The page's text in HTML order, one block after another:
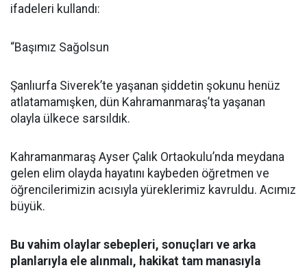
ifadeleri kullandı:
“Başımız Sağolsun
Şanlıurfa Siverek’te yaşanan şiddetin şokunu henüz
atlatamamışken, dün Kahramanmaraş’ta yaşanan
olayla ülkece sarsıldık.
Kahramanmaraş Ayser Çalık Ortaokulu’nda meydana
gelen elim olayda hayatını kaybeden öğretmen ve
öğrencilerimizin acısıyla yüreklerimiz kavruldu. Acımız
büyük.
Bu vahim olaylar sebepleri, sonuçları ve arka
planlarıyla ele alınmalı, hakikat tam manasıyla